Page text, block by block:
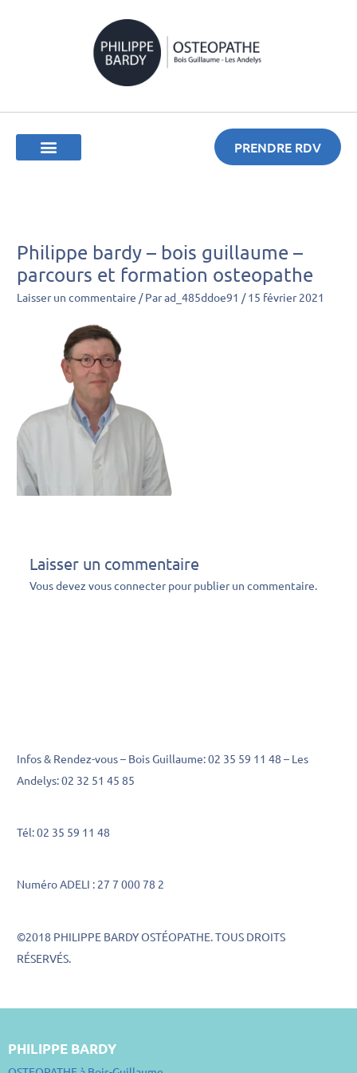
PRENDRE RDV
Philippe bardy – bois guillaume –
parcours et formation osteopathe
Laisser un commentaire / Parad_485ddoe91 /15 février 2021
Laisser un commentaire
Vous devez vous connecterpour publier un commentaire.
Infos & Rendez-vous – Bois Guillaume: 02 35 59 11 48 – Les
Andelys: 02 32 51 45 85
Tél: 02 35 59 11 48
Numéro ADELI : 27 7 000 78 2
©2018 PHILIPPE BARDY OSTÉOPATHE. TOUS DROITS
RÉSERVÉS.
PHILIPPE BARDY